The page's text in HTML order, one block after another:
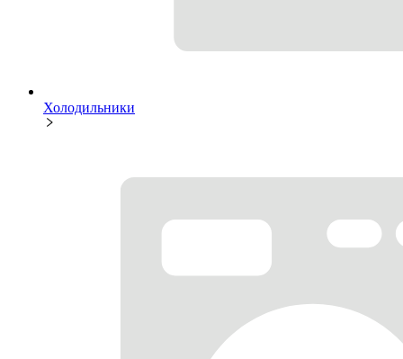
Холодильники